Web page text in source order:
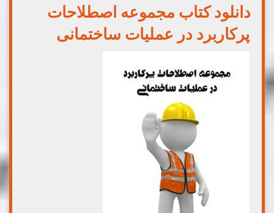
دانلود کتاب مجموعه اصطلاحات
پرکاربرد در عملیات ساختمانی